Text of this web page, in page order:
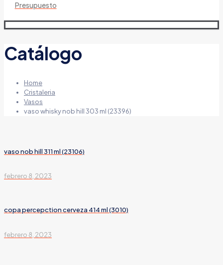
Presupuesto
Catálogo
Home
Cristaleria
Vasos
vaso whisky nob hill 303 ml (23396)
vaso nob hill 311 ml (23106)
febrero 8, 2023
copa percepction cerveza 414 ml (3010)
febrero 8, 2023